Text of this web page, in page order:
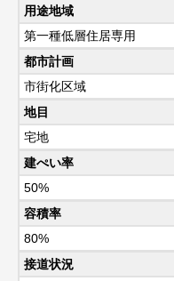
用途地域
第一種低層住居専用
都市計画
市街化区域
地目
宅地
建ぺい率
50%
容積率
80%
接道状況